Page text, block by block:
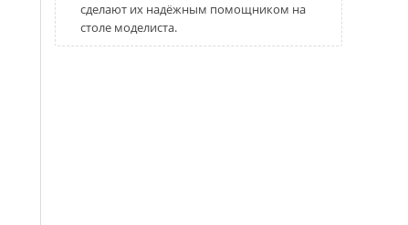
сделают их надёжным помощником на
столе моделиста.